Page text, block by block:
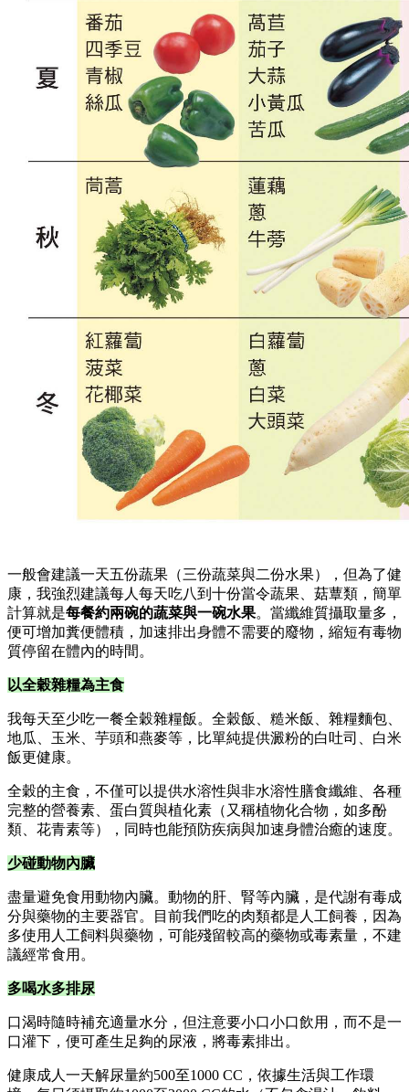
一般會建議一天五份蔬果（三份蔬菜與二份水果），但為了健
康，我強烈建議每人每天吃八到十份當令蔬果、菇蕈類，簡單
計算就是每餐約兩碗的蔬菜與一碗水果。當纖維質攝取量多，
便可增加糞便體積，加速排出身體不需要的廢物，縮短有毒物
質停留在體內的時間。
以全穀雜糧為主食
我每天至少吃一餐全穀雜糧飯。全穀飯、糙米飯、雜糧麵包、
地瓜、玉米、芋頭和燕麥等，比單純提供澱粉的白吐司、白米
飯更健康。
全穀的主食，不僅可以提供水溶性與非水溶性膳食纖維、各種
完整的營養素、蛋白質與植化素（又稱植物化合物，如多酚
類、花青素等），同時也能預防疾病與加速身體治癒的速度。
少碰動物內臟
盡量避免食用動物內臟。動物的肝、腎等內臟，是代謝有毒成
分與藥物的主要器官。目前我們吃的肉類都是人工飼養，因為
多使用人工飼料與藥物，可能殘留較高的藥物或毒素量，不建
議經常食用。
多喝水多排尿
口渴時隨時補充適量水分，但注意要小口小口飲用，而不是一
口灌下，便可產生足夠的尿液，將毒素排出。
健康成人一天解尿量約500至1000 CC，依據生活與工作環